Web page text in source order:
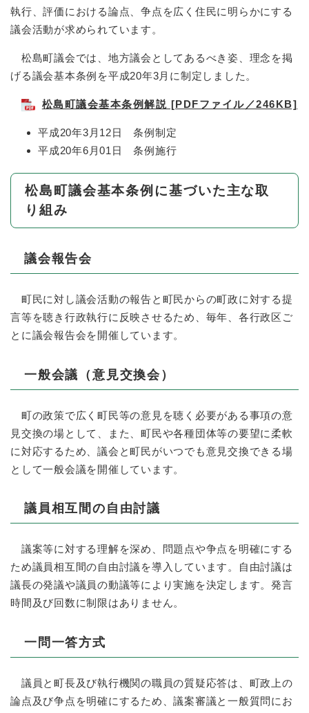
執行、評価における論点、争点を広く住民に明らかにする
議会活動が求められています。
松島町議会では、地方議会としてあるべき姿、理念を掲
げる議会基本条例を平成20年3月に制定しました。
松島町議会基本条例解説 [PDFファイル／246KB]
平成20年3月12日 条例制定
平成20年6月01日 条例施行
松島町議会基本条例に基づいた主な取
り組み
議会報告会
町民に対し議会活動の報告と町民からの町政に対する提
言等を聴き行政執行に反映させるため、毎年、各行政区ご
とに議会報告会を開催しています。
一般会議（意見交換会）
町の政策で広く町民等の意見を聴く必要がある事項の意
見交換の場として、また、町民や各種団体等の要望に柔軟
に対応するため、議会と町民がいつでも意見交換できる場
として一般会議を開催しています。
議員相互間の自由討議
議案等に対する理解を深め、問題点や争点を明確にする
ため議員相互間の自由討議を導入しています。自由討議は
議長の発議や議員の動議等により実施を決定します。発言
時間及び回数に制限はありません。
一問一答方式
議員と町長及び執行機関の職員の質疑応答は、町政上の
論点及び争点を明確にするため、議案審議と一般質問にお